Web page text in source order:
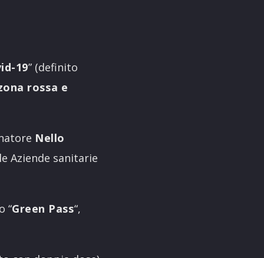
19” (definito
rossa e
Nello
Aziende sanitarie
“Green Pass“,